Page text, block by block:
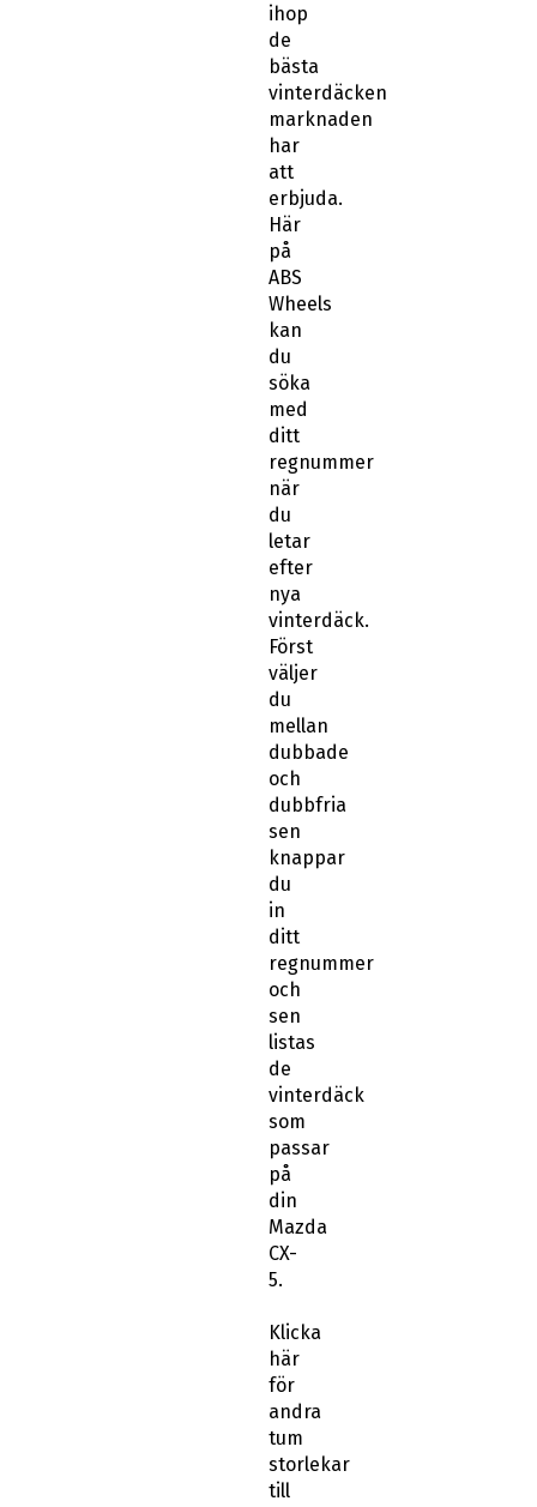
ihop
de
bästa
vinterdäcken
marknaden
har
att
erbjuda.
Här
på
ABS
Wheels
kan
du
söka
med
ditt
regnummer
när
du
letar
efter
nya
vinterdäck.
Först
väljer
du
mellan
dubbade
och
dubbfria
sen
knappar
du
in
ditt
regnummer
och
sen
listas
de
vinterdäck
som
passar
på
din
Mazda
CX-
5.
Klicka
här
för
andra
tum
storlekar
till